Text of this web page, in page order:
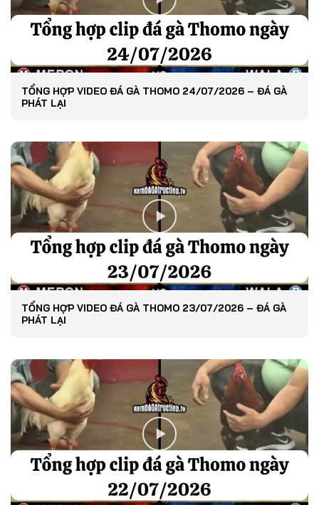
TỔNG HỢP VIDEO ĐÁ GÀ THOMO 24/07/2026 – ĐÁ GÀ
PHÁT LẠI
TỔNG HỢP VIDEO ĐÁ GÀ THOMO 23/07/2026 – ĐÁ GÀ
PHÁT LẠI